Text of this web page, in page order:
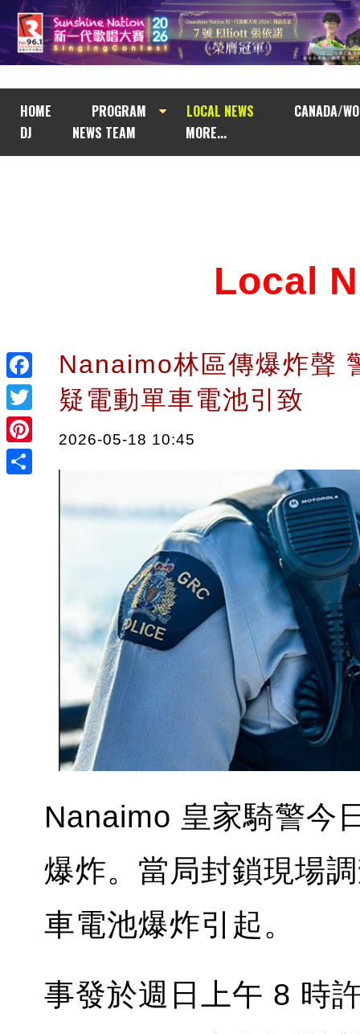
HOME PROGRAM LOCAL NEWS
CANADA/
DJ
NEWS TEAM MORE...
Facebook
Twitter
Pinterest
Local
Nanaimo林區傳爆炸聲
疑電動單車電池引致
2026-05-18 10:45
Nanaimo 皇家騎警今
爆炸。當局封鎖現場
車電池爆炸引起。
事發於週日上午 8 時